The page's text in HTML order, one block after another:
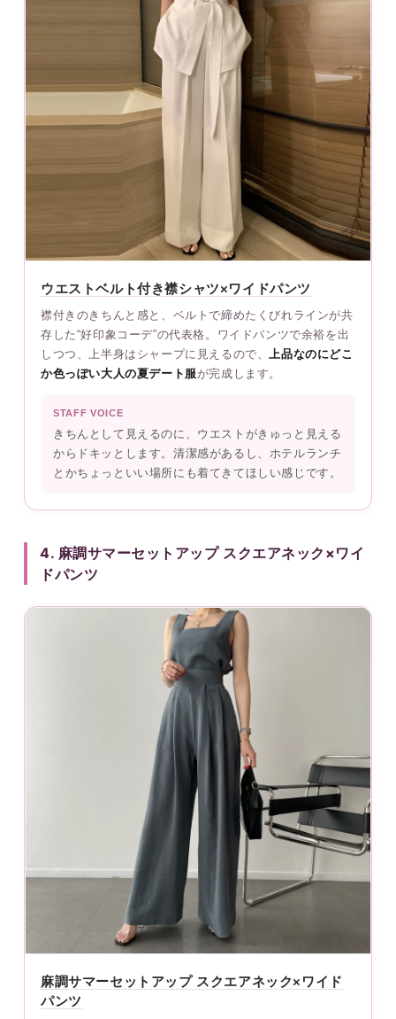
ウエストベルト付き襟シャツ×ワイドパンツ
襟付きのきちんと感と、ベルトで締めたくびれラインが共
存した“好印象コーデ”の代表格。ワイドパンツで余裕を出
しつつ、上半身はシャープに見えるので、
上品なのにどこ
か色っぽい大人の夏デート服 が完成します。
STAFF VOICE
きちんとして見えるのに、ウエストがきゅっと見える
からドキッとします。清潔感があるし、ホテルランチ
とかちょっといい場所にも着てきてほしい感じです。
4. 麻調サマーセットアップ スクエアネック×ワイ
ドパンツ
麻調サマーセットアップ スクエアネック×ワイド
パンツ